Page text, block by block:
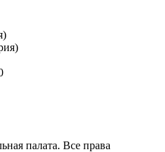
палата. Все права